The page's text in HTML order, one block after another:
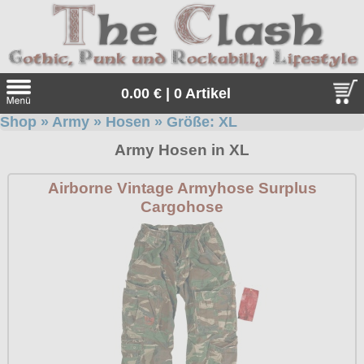
0.00 € | 0 Artikel
Angebote
Sonderangebote
Geschenketipps
Gratis
Kleidung/Gothic
alle Artikel
Girlblusen
Punkrock
Shop » Army » Hosen » Größe: XL
Army Hosen in XL
Airborne Vintage Armyhose Surplus
Cargohose